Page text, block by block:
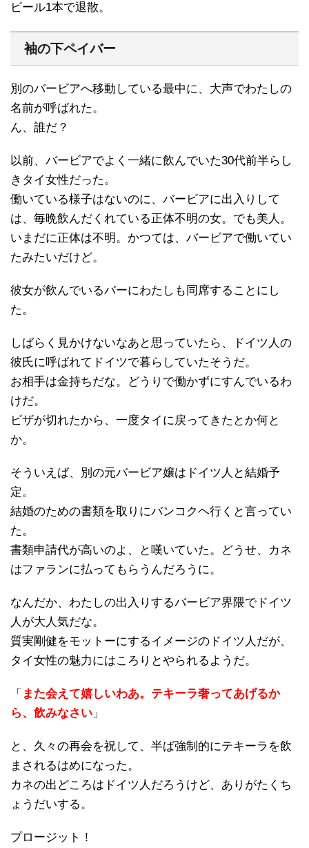
ビール1本で退散。
袖の下ペイバー
別のバービアへ移動している最中に、大声でわたしの
名前が呼ばれた。
ん、誰だ？
以前、バービアでよく一緒に飲んでいた30代前半らし
きタイ女性だった。
働いている様子はないのに、バービアに出入りして
は、毎晩飲んだくれている正体不明の女。でも美人。
いまだに正体は不明。かつては、バービアで働いてい
たみたいだけど。
彼女が飲んでいるバーにわたしも同席することにし
た。
しばらく見かけないなあと思っていたら、ドイツ人の
彼氏に呼ばれてドイツで暮らしていたそうだ。
お相手は金持ちだな。どうりで働かずにすんでいるわ
けだ。
ビザが切れたから、一度タイに戻ってきたとか何と
か。
そういえば、別の元バービア嬢はドイツ人と結婚予
定。
結婚のための書類を取りにバンコクヘ行くと言ってい
た。
書類申請代が高いのよ、と嘆いていた。どうせ、カネ
はファランに払ってもらうんだろうに。
なんだか、わたしの出入りするバービア界隈でドイツ
人が大人気だな。
質実剛健をモットーにするイメージのドイツ人だが、
タイ女性の魅力にはころりとやられるようだ。
「 また会えて嬉しいわあ。テキーラ奢ってあげるか
ら、飲みなさい 」
と、久々の再会を祝して、半ば強制的にテキーラを飲
まされるはめになった。
カネの出どころはドイツ人だろうけど、ありがたくち
ょうだいする。
プロージット！